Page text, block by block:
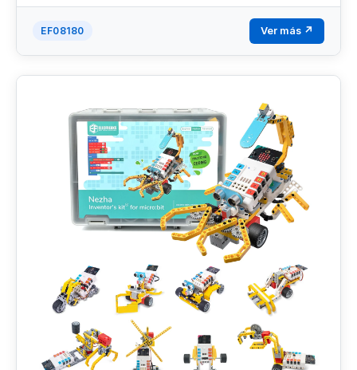
EF08180 Ver más ↗